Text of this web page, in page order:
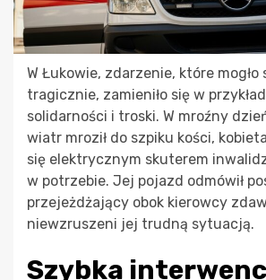
W Łukowie, zdarzenie, które mogło
tragicznie, zamieniło się w
solidarności i troski. W mroźny
wiatr mroził do szpiku kości,
się elektrycznym skuterem
w potrzebie. Jej pojazd odmówił
przejeżdżający obok kierowcy
niewzruszeni jej trudną sytuacją.
Szybka